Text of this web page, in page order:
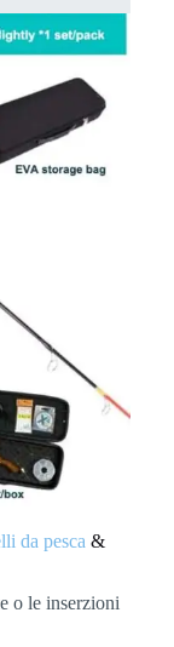
da pesca &
o le inserzioni